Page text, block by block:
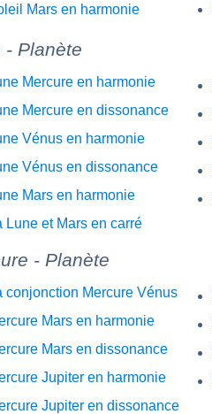
Mars en harmonie
- Planète
Mercure en harmonie
Mercure en dissonance
Vénus en harmonie
Vénus en dissonance
Mars en harmonie
Lune et Mars en carré
- Planète
conjonction Mercure Vénus
Mars en harmonie
Mars en dissonance
Jupiter en harmonie
Jupiter en dissonance